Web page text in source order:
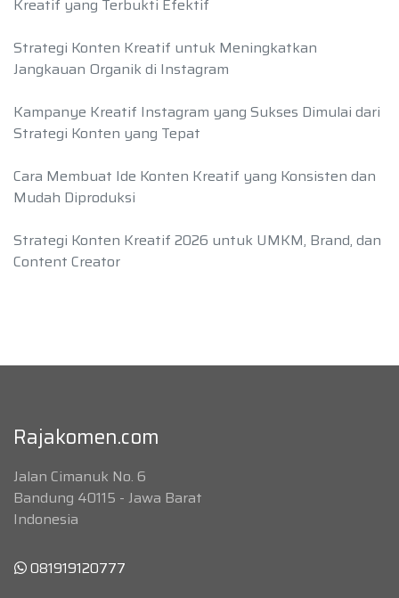
Kreatif yang Terbukti Efektif
Strategi Konten Kreatif untuk Meningkatkan
Jangkauan Organik di Instagram
Kampanye Kreatif Instagram yang Sukses Dimulai dari
Strategi Konten yang Tepat
Cara Membuat Ide Konten Kreatif yang Konsisten dan
Mudah Diproduksi
Strategi Konten Kreatif 2026 untuk UMKM, Brand, dan
Content Creator
Rajakomen.com
Jalan Cimanuk No. 6
Bandung 40115 - Jawa Barat
Indonesia
081919120777